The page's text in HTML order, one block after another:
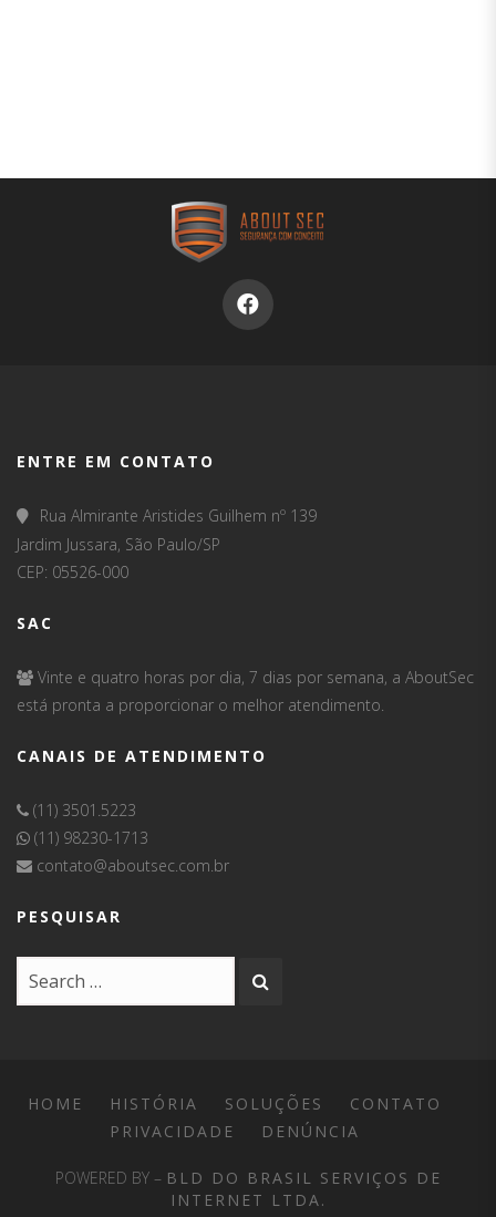
ENTRE EM CONTATO
Rua Almirante Aristides Guilhem nº 139
Jardim Jussara, São Paulo/SP
CEP: 05526-000
SAC
Vinte e quatro horas por dia, 7 dias por semana, a AboutSec
está pronta a proporcionar o melhor atendimento.
CANAIS DE ATENDIMENTO
(11) 3501.5223
(11) 98230-1713
contato@aboutsec.com.br
PESQUISAR
HOME HISTÓRIA SOLUÇÕES
CONTATO
PRIVACIDADE
DENÚNCIA
POWERED BY – BLD DO BRASIL SERVIÇOS DE
INTERNET LTDA.